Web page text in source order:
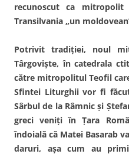
recunoscut ca
Transilvania „un
Potrivit tradiţiei, noul
Târgovişte, în catedrala
către mitropolitul Teofil
Sfintei Liturghii vor fi
Sârbul de la Râmnic şi
greci veniţi în Ţara
îndoială că Matei Basarab
daruri, aşa cum au